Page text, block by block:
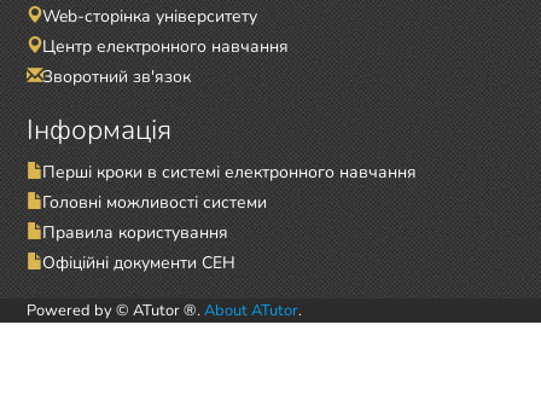
Web-сторінка університету
Центр електронного навчання
Зворотний зв'язок
Інформація
Перші кроки в системі електронного навчання
Головні можливості системи
Правила користування
Офіційні документи СЕН
Powered by © ATutor ®. About ATutor.